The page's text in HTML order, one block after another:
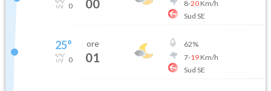
0 00
8-20Km/h
Sud SE
25°
0
ore
01
62%
7-19Km/h
Sud SE